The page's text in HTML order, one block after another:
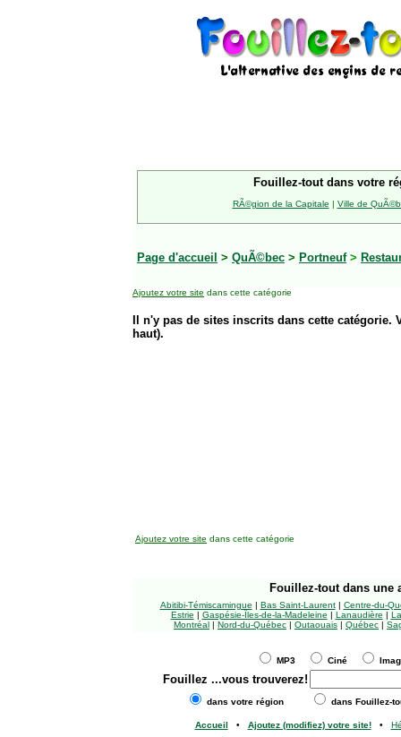
Fouillez-tout dans votre
RÃ©gion de la Capitale | Ville de
Page d'accueil > QuÃ©bec > Portneuf >
Ajoutez votre site dans cette catégorie
Il n'y pas de sites inscrits dans cette
haut).
Ajoutez votre site dans cette catégorie
Fouillez-tout dans une
Abitibi-Témiscamingue | Bas Saint-Laurent| Centre-du-
Estrie | Gaspésie-Îles-de-la-Madeleine | Lanaudière |
Montréal | Nord-du-Québec | Outaouais | Québec |
MP3 Ciné
Fouillez ...vous trouverez!
dans votre région dans Fouillez-
Accueil • Ajoutez (modifiez) votre site!•